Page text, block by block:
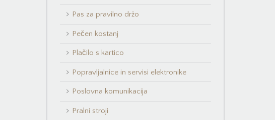
Pas za pravilno držo
Pečen kostanj
Plačilo s kartico
Popravljalnice in servisi elektronike
Poslovna komunikacija
Pralni stroji